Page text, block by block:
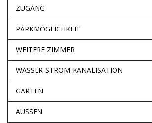
ZUGANG
PARKMÖGLICHKEIT
WEITERE ZIMMER
WASSER-STROM-KANALISATION
GARTEN
AUSSEN